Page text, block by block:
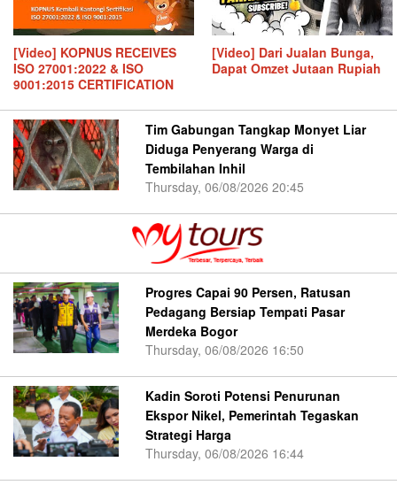
[Video] KOPNUS RECEIVES
ISO 27001:2022 & ISO
9001:2015 CERTIFICATION
[Video] Dari Jualan Bunga,
Dapat Omzet Jutaan Rupiah
Tim Gabungan Tangkap Monyet Liar
Diduga Penyerang Warga di
Tembilahan Inhil
Thursday, 06/08/2026 20:45
Progres Capai 90 Persen, Ratusan
Pedagang Bersiap Tempati Pasar
Merdeka Bogor
Thursday, 06/08/2026 16:50
Kadin Soroti Potensi Penurunan
Ekspor Nikel, Pemerintah Tegaskan
Strategi Harga
Thursday, 06/08/2026 16:44